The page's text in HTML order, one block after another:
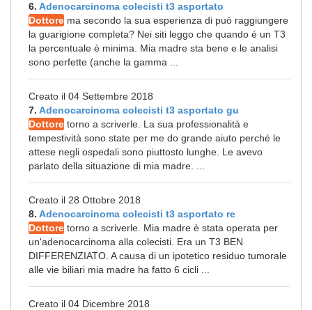
6. Adenocarcinoma colecisti t3 asportato
Dottore ma secondo la sua esperienza di può raggiungere
la guarigione completa? Nei siti leggo che quando é un T3
la percentuale è minima. Mia madre sta bene e le analisi
sono perfette (anche la gamma ...
Creato il 04 Settembre 2018
7. Adenocarcinoma colecisti t3 asportato gu
Dottore torno a scriverle. La sua professionalità e
tempestività sono state per me do grande aiuto perché le
attese negli ospedali sono piuttosto lunghe. Le avevo
parlato della situazione di mia madre. ...
Creato il 28 Ottobre 2018
8. Adenocarcinoma colecisti t3 asportato re
Dottore torno a scriverle. Mia madre è stata operata per
un'adenocarcinoma alla colecisti. Era un T3 BEN
DIFFERENZIATO. A causa di un ipotetico residuo tumorale
alle vie biliari mia madre ha fatto 6 cicli ...
Creato il 04 Dicembre 2018